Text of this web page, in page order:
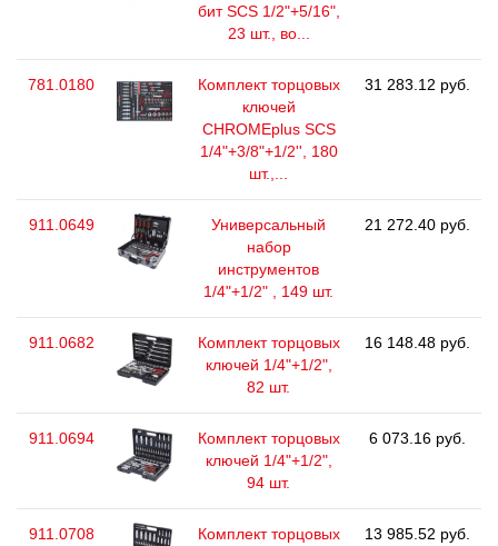
бит SCS 1/2"+5/16",
23 шт., во...
781.0180
Комплект торцовых
ключей
CHROMEplus SCS
1/4"+3/8"+1/2'', 180
шт.,...
31 283.12 руб.
911.0649
Универсальный
набор
инструментов
1/4"+1/2" , 149 шт.
21 272.40 руб.
911.0682
Комплект торцовых
ключей 1/4"+1/2",
82 шт.
16 148.48 руб.
911.0694
Комплект торцовых
ключей 1/4"+1/2",
94 шт.
6 073.16 руб.
911.0708
Комплект торцовых
13 985.52 руб.